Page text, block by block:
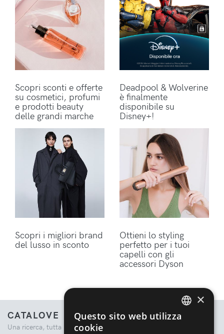
Scopri sconti e offerte
su cosmetici, profumi
e prodotti beauty
delle grandi marche
Deadpool & Wolverine
è finalmente
disponibile su
Disney+!
Scopri i migliori brand
del lusso in sconto
Ottieni lo styling
perfetto per i tuoi
capelli con gli
accessori Dyson
CATALOVE
Una ricerca, tutta la moda.
×
Questo sito web utilizza
cookie